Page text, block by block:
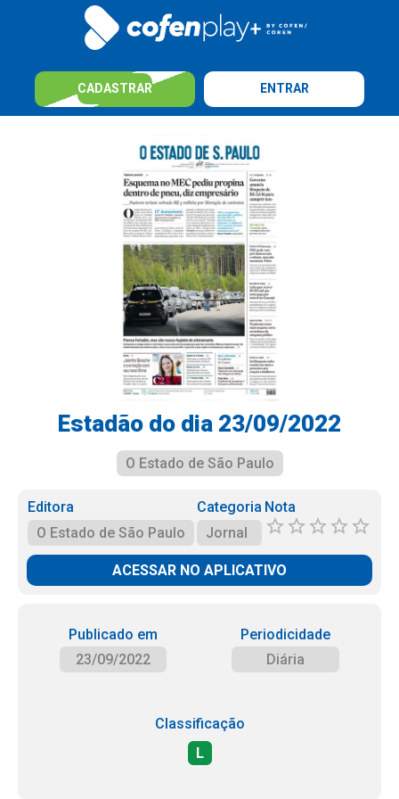
CADASTRAR ENTRAR
Estadão do dia 23/09/2022
O Estado de São Paulo
Editora
O Estado de São Paulo
Categoria
Jornal
Nota
ACESSAR NO APLICATIVO
Publicado em
23/09/2022
Periodicidade
Diária
Classificação
L